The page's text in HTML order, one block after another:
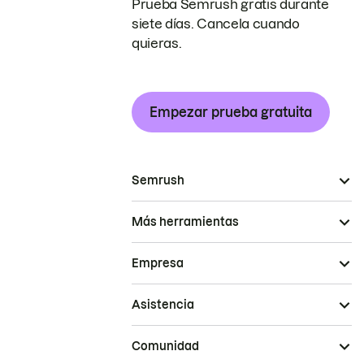
Prueba Semrush gratis durante
siete días. Cancela cuando
quieras.
Empezar prueba gratuita
Semrush
Más herramientas
Empresa
Asistencia
Comunidad